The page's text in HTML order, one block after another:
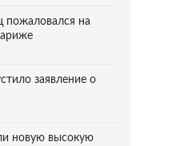
пожаловался на
заявление о
новую высокую